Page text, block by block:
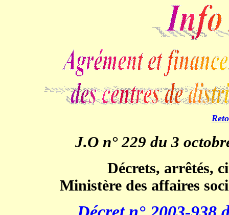
J.O n° 229 du 3
Décrets, arrêtés,
Ministère des affaires